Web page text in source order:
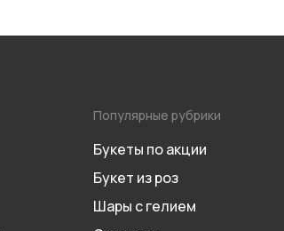
Популярные рубрики
Букеты по акции
Букет из роз
Шары с гелием